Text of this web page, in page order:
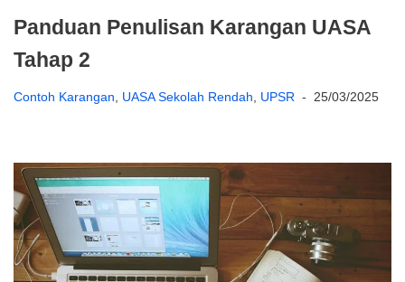
Panduan Penulisan Karangan UASA
Tahap 2
Contoh Karangan, UASA Sekolah Rendah, UPSR 25/03/2025